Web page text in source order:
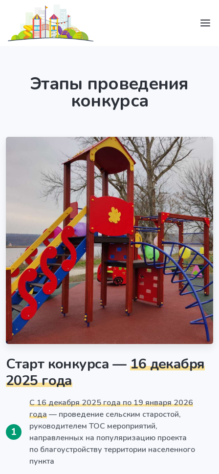
Этапы проведения
конкурса
Старт конкурса —16 декабря
2025 года
1
С 16 декабря 2025 года по 19 января 2026
года— проведение сельским старостой,
руководителем ТОС мероприятий,
направленных на популяризацию проекта
по благоустройству территории населенного
пункта